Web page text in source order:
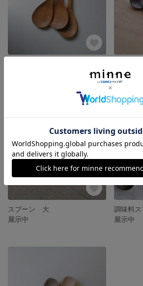
展示中
スプーン 大
展示中
調味料ス
展示中